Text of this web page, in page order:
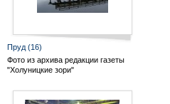
Пруд (16)
Фото из архива редакции газеты
"Холуницкие зори"